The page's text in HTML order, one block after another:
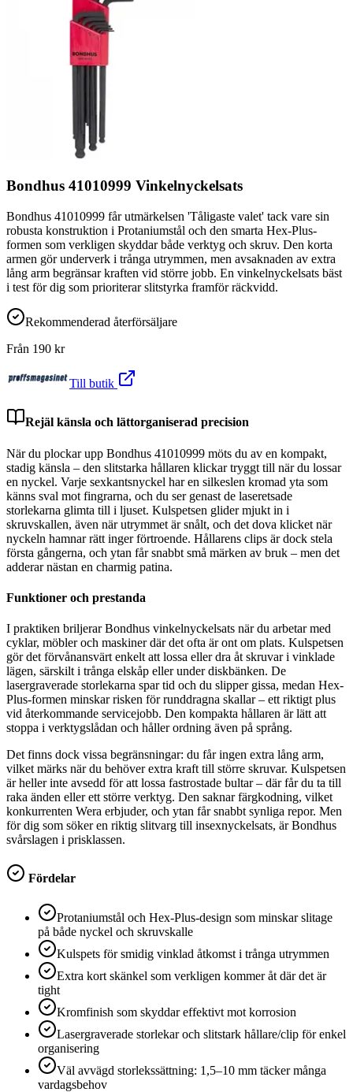
Bondhus 41010999 Vinkelnyckelsats
Bondhus 41010999 får utmärkelsen 'Tåligaste valet' tack vare sin
robusta konstruktion i Protaniumstål och den smarta Hex-Plus-
formen som verkligen skyddar både verktyg och skruv. Den korta
armen gör underverk i trånga utrymmen, men avsaknaden av extra
lång arm begränsar kraften vid större jobb. En vinkelnyckelsats bäst
i test för dig som prioriterar slitstyrka framför räckvidd.
Rekommenderad återförsäljare
Från 190 kr
Till butik
Rejäl känsla och lättorganiserad precision
När du plockar upp Bondhus 41010999 möts du av en kompakt,
stadig känsla – den slitstarka hållaren klickar tryggt till när du lossar
en nyckel. Varje sexkantsnyckel har en silkeslen kromad yta som
känns sval mot fingrarna, och du ser genast de laseretsade
storlekarna glimta till i ljuset. Kulspetsen glider mjukt in i
skruvskallen, även när utrymmet är snålt, och det dova klicket när
nyckeln hamnar rätt inger förtroende. Hållarens clips är dock stela
första gångerna, och ytan får snabbt små märken av bruk – men det
adderar nästan en charmig patina.
Funktioner och prestanda
I praktiken briljerar Bondhus vinkelnyckelsats när du arbetar med
cyklar, möbler och maskiner där det ofta är ont om plats. Kulspetsen
gör det förvånansvärt enkelt att lossa eller dra åt skruvar i vinklade
lägen, särskilt i trånga elskåp eller under diskbänken. De
lasergraverade storlekarna spar tid och du slipper gissa, medan Hex-
Plus-formen minskar risken för runddragna skallar – ett riktigt plus
vid återkommande servicejobb. Den kompakta hållaren är lätt att
stoppa i verktygslådan och håller ordning även på språng.
Det finns dock vissa begränsningar: du får ingen extra lång arm,
vilket märks när du behöver extra kraft till större skruvar. Kulspetsen
är heller inte avsedd för att lossa fastrostade bultar – där får du ta till
raka änden eller ett större verktyg. Den saknar färgkodning, vilket
konkurrenten Wera erbjuder, och ytan får snabbt synliga repor. Men
för dig som söker en riktig slitvarg till insexnyckelsats, är Bondhus
svårslagen i prisklassen.
Fördelar
Protaniumstål och Hex-Plus-design som minskar slitage
på både nyckel och skruvskalle
Kulspets för smidig vinklad åtkomst i trånga utrymmen
Extra kort skänkel som verkligen kommer åt där det är
tight
Kromfinish som skyddar effektivt mot korrosion
Lasergraverade storlekar och slitstark hållare/clip för enkel
organisering
Väl avvägd storlekssättning: 1,5–10 mm täcker många
vardagsbehov